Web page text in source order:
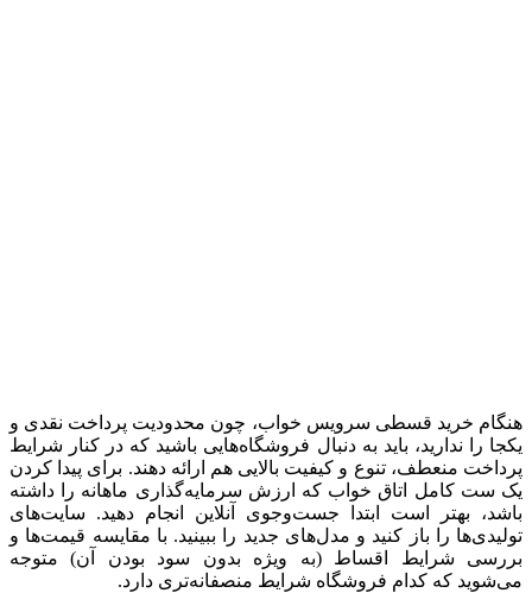
هنگام خرید قسطی سرویس خواب، چون محدودیت پرداخت نقدی و
یکجا را ندارید، باید به دنبال فروشگاه‌هایی باشید که در کنار شرایط
پرداخت منعطف، تنوع و کیفیت بالایی هم ارائه دهند. برای پیدا کردن
یک ست کامل اتاق خواب که ارزش سرمایه‌گذاری ماهانه را داشته
باشد، بهتر است ابتدا جست‌وجوی آنلاین انجام دهید. سایت‌های
تولیدی‌ها را باز کنید و مدل‌های جدید را ببینید. با مقایسه قیمت‌ها و
بررسی شرایط اقساط (به ویژه بدون سود بودن آن) متوجه
می‌شوید که کدام فروشگاه شرایط منصفانه‌تری دارد.